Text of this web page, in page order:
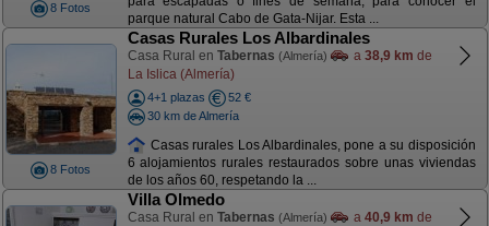
8 Fotos
parque natural Cabo de Gata-Nijar. Esta ...
8 Fotos
Casas Rurales Los Albardinales
Casa Rural en Tabernas (Almería) a 38,9 km de
La Islica (Almería)
4+1 plazas
52 €
30 km de Almería
Casas rurales Los Albardinales, pone a su disposición
6 alojamientos rurales restaurados sobre unas viviendas
de los años 60, respetando la ...
Villa Olmedo
Casa Rural en Tabernas (Almería) a 40,9 km de